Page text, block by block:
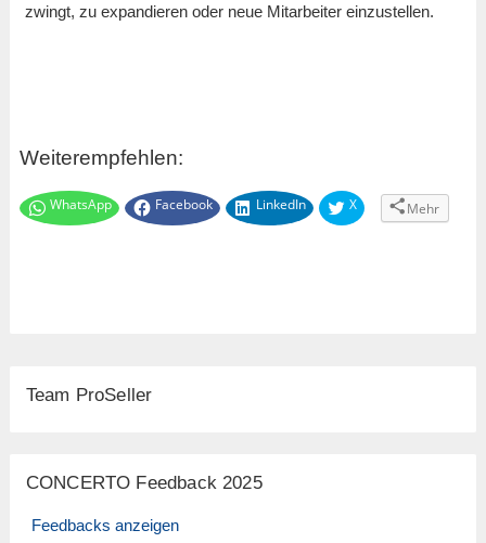
zwingt, zu expandieren oder neue Mitarbeiter einzustellen.
Weiterempfehlen:
WhatsApp Facebook LinkedIn X Mehr
Team ProSeller
CONCERTO Feedback 2025
Feedbacks anzeigen